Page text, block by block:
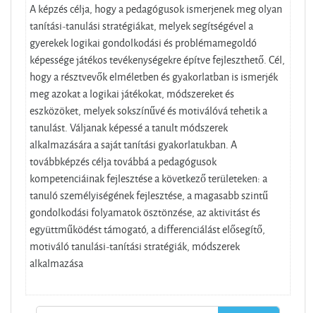
A képzés célja, hogy a pedagógusok ismerjenek meg olyan
tanítási-tanulási stratégiákat, melyek segítségével a
gyerekek logikai gondolkodási és problémamegoldó
képessége játékos tevékenységekre építve fejleszthető. Cél,
hogy a résztvevők elméletben és gyakorlatban is ismerjék
meg azokat a logikai játékokat, módszereket és
eszközöket, melyek sokszínűvé és motiválóvá tehetik a
tanulást. Váljanak képessé a tanult módszerek
alkalmazására a saját tanítási gyakorlatukban. A
továbbképzés célja továbbá a pedagógusok
kompetenciáinak fejlesztése a következő területeken: a
tanuló személyiségének fejlesztése, a magasabb szintű
gondolkodási folyamatok ösztönzése, az aktivitást és
együttműködést támogató, a differenciálást elősegítő,
motiváló tanulási-tanítási stratégiák, módszerek
alkalmazása